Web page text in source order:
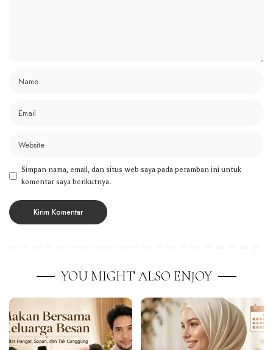
Simpan nama, email, dan situs web saya pada peramban ini untuk
komentar saya berikutnya.
YOU MIGHT ALSO ENJOY